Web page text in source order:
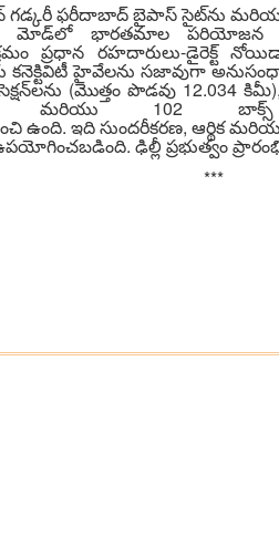
గడ్కరీ ఫరీదాబాద్ బైపాస్ సైట్‌ను
మోడ్‌లో భారతమాల పరియోజన
ప్రధాన రహదారులు-డైరెక్ట్ నోయిడా
హైవేలను సజావుగా
(మొత్తం పొడవు 12.034
102 బాక్స్
ఉంది. ఇది సుందరీకరణ, ఆర్థిక
ఢిల్లీ ప్రభుత్వం
***